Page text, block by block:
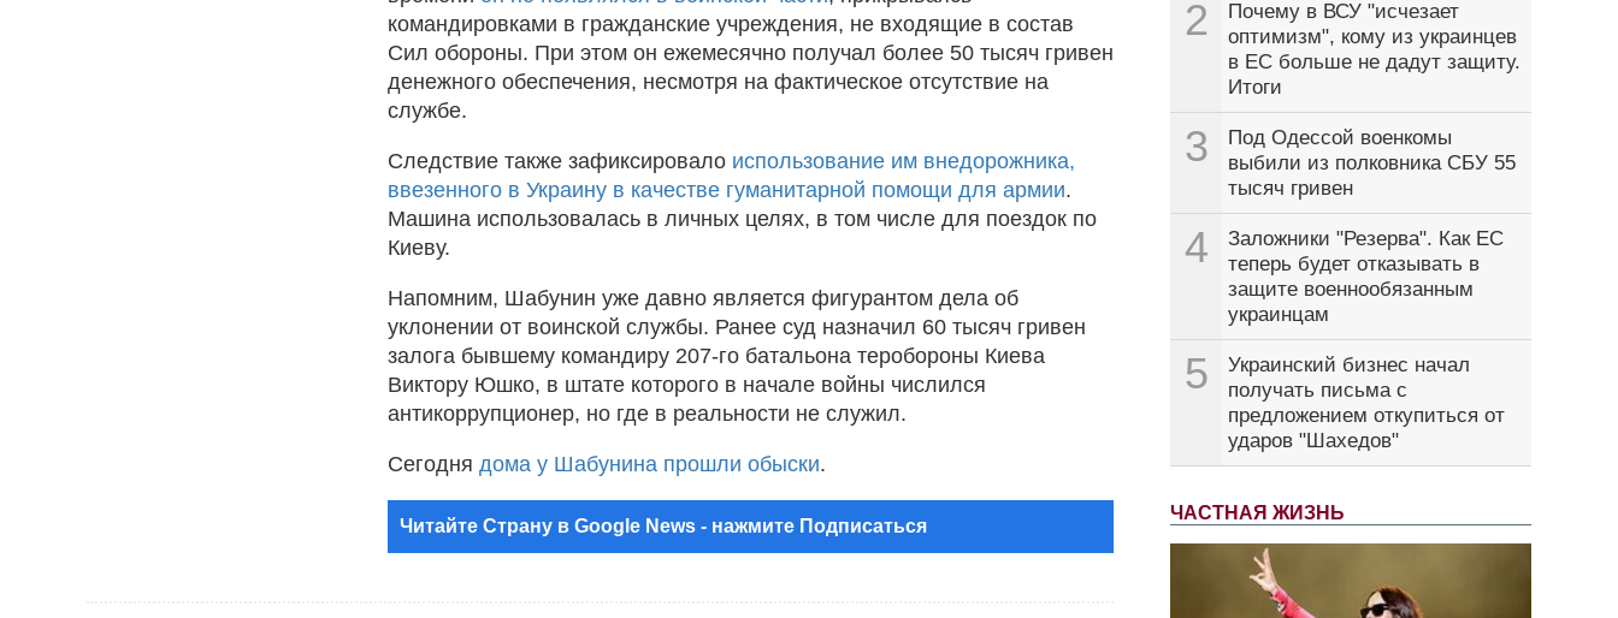
2
Почему в ВСУ "исчезает
оптимизм", кому из украинцев
в ЕС больше не дадут защиту.
Итоги
3
Под Одессой военкомы
выбили из полковника СБУ 55
тысяч гривен
4
Заложники "Резерва". Как ЕС
теперь будет отказывать в
защите военнообязанным
украинцам
5
Украинский бизнес начал
получать письма с
предложением откупиться от
ударов "Шахедов"
ЧАСТНАЯ ЖИЗНЬ
командировками в гражданские учреждения, не входящие в состав
Сил обороны. При этом он ежемесячно получал более 50 тысяч гривен
денежного обеспечения, несмотря на фактическое отсутствие на
службе.
Следствие также зафиксировало использование им внедорожника,
ввезенного в Украину в качестве гуманитарной помощи для армии.
Машина использовалась в личных целях, в том числе для поездок по
Киеву.
Напомним, Шабунин уже давно является фигурантом дела об
уклонении от воинской службы. Ранее суд назначил 60 тысяч гривен
залога бывшему командиру 207-го батальона теробороны Киева
Виктору Юшко, в штате которого в начале войны числился
антикоррупционер, но где в реальности не служил.
Сегодня дома у Шабунина прошли обыски.
Читайте Страну в Google News - нажмите Подписаться